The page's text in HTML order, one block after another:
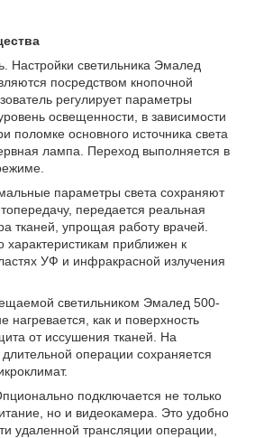
Настройки светильника Эмалед
посредством кнопочной
регулирует параметры
освещенности, в зависимости
поломке основного источника света
лампа. Переход выполняется в
параметры света сохраняют
передается реальная
тканей, упрощая работу врачей.
характеристикам приближен к
УФ и инфракрасной излучения
светильником Эмалед 500-
нагревается, как и поверхность
от иссушения тканей. На
операции сохраняется
подключается не только
но и видеокамера. Это удобно
удаленной трансляции операции,